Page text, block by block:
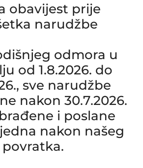
obavijest prije
narudžbe
odmora u
od 1.8.2026. do
sve narudžbe
nakon 30.7.2026.
i poslane
nakon našeg
povratka.